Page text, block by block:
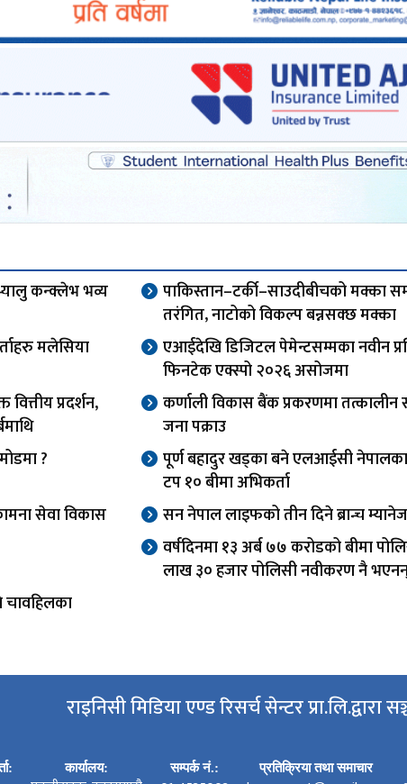
कन्क्लेभ भव्य
पाकिस्तान–टर्की–साउदीबीचको मक्का
तरंगित, नाटोको विकल्प बन्नसक्छ मक्का
मलेसिया
एआईदेखि डिजिटल पेमेन्टसम्मका नवीन
फिनटेक एक्स्पो २०२६ असोजमा
प्रदर्शन,
कर्णाली विकास बैंक प्रकरणमा
जना पक्राउ
?
पूर्ण बहादुर खड्का बने एलआईसी नेपालका
टप १० बीमा अभिकर्ता
सेवा विकास
सन नेपाल लाइफको तीन दिने ब्रान्च
वर्षदिनमा १३ अर्ब ७७ करोडको बीमा
लाख ३० हजार पोलिसी नवीकरण नै
चावहिलका
राइनिसी मिडिया एण्ड रिसर्च सेन्टर प्रा.लि.द्वारा
कार्यालय: सम्पर्क नं.: प्रतिक्रिया तथा समाचार